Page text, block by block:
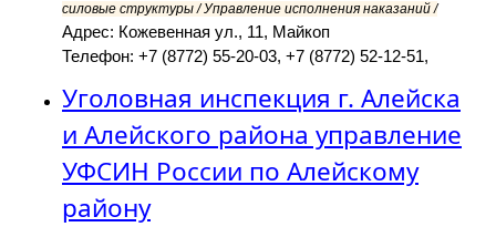
силовые структуры / Управление исполнения наказаний /
Адрес: Кожевенная ул., 11, Майкоп
Телефон: +7 (8772) 55-20-03, +7 (8772) 52-12-51,
Уголовная инспекция г. Алейска
и Алейского района управление
УФСИН России по Алейскому
району